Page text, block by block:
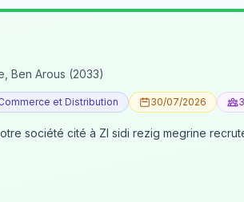
Ben Arous (2033)
et Distribution 30/07/2026 3
société cité à ZI sidi rezig megrine